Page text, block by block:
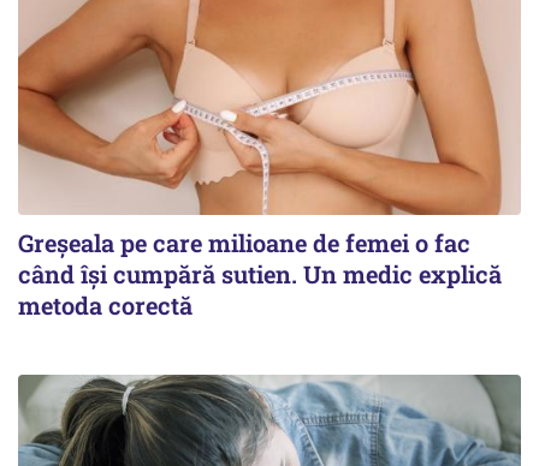
Greșeala pe care milioane de femei o fac
când își cumpără sutien. Un medic explică
metoda corectă